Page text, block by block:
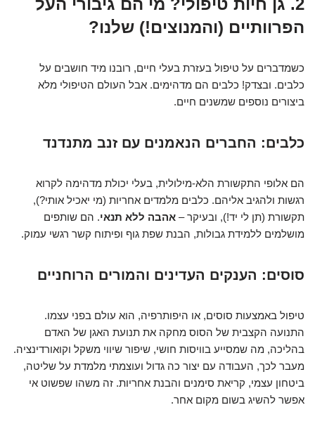
2. גן חיות טיפולי? מי הם גיבורי העל
הפרוותיים (והמנוצים!) שלנו?
כשמדברים על טיפול בעזרת בעלי חיים, רובנו מיד חושבים על
כלבים. ובצדק! כלבים הם מדהימים. אבל העולם הטיפולי מלא
ביצורים נוספים שמשנים חיים.
כלבים: החברים הנאמנים עם זנב מתנדנד
הם אלופי התקשורת הלא-מילולית, בעלי יכולת מדהימה לקרוא
רגשות ולהגיב אליהם. כלבים מלמדים אחריות (מי יאכיל אותי?),
תקשורת (תן לי יד!), ובעיקר – אהבה ללא תנאי. הם שותפים
מושלמים ללמידת גבולות, הבנת שפת גוף ופיתוח קשר רגשי עמוק.
סוסים: הענקים העדינים והמורים הרוחניים
טיפול באמצעות סוסים, או היפותרפיה, הוא עולם בפני עצמו.
התנועה הקצבית של הסוס מחקה את תנועת האגן של האדם
בהליכה, מה שמסייע בוויסות חושי, שיפור שיווי משקל וקואורדינציה.
מעבר לכך, העבודה עם יצור כה גדול ועוצמתי מלמדת על שליטה,
ביטחון עצמי, קריאת סימנים והבנת אחריות. זה משהו שפשוט אי
אפשר להשיג בשום מקום אחר.